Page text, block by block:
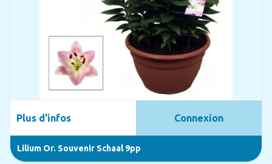
Lilium Or. Souvenir Schaal 9pp
Plus d'infos Connexion